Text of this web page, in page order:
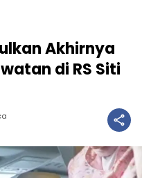
Akhirnya
di RS Siti